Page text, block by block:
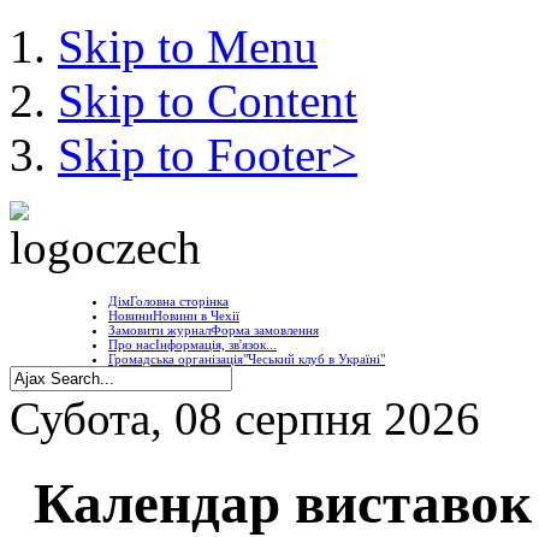
Skip to Menu
Skip to Content
Skip to Footer>
ДімГоловна сторінка
НовиниНовини в Чехії
Замовити журналФорма замовлення
Про насІнформація, зв'язок...
Громадська організація"Чеський клуб в Україні"
Субота, 08 серпня 2026
Календар